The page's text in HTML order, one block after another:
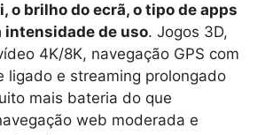
o brilho do ecrã, o tipo de apps
intensidade de uso. Jogos 3D,
4K/8K, navegação GPS com
ligado e streaming prolongado
mais bateria do que
web moderada e